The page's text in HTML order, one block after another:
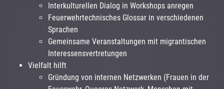
Interkulturellen Dialog in Workshops anregen
Feuerwehrtechnisches Glossar in verschiedenen
Sprachen
Gemeinsame Veranstaltungen mit migrantischen
Interessensvertretungen
Vielfalt hilft
Gründung von internen Netzwerken (Frauen in der